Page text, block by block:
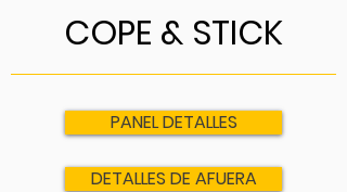
COPE & STICK
PANEL DETALLES
DETALLES DE AFUERA